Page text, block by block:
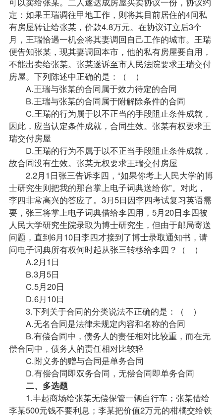
定：如果王瑞调往甲地工作，则将其目前居住的4间私
有房屋转让给张某，价款4.8万元。在协议订立后3个
月，王瑞恰遇一机会将其妻调回自己工作的城市。王瑞
便告知张某，现其妻调回本市，他的私有房屋要自用，
不能出卖给张某。张某遂诉至市人民法院要求王瑞交付
房屋。下列陈述中正确的是：（ ）
A.王瑞与张某的合同属于效力待定的合同
B.王瑞与张某的合同属于附解除条件的合同
C.王瑞的行为属于以不正当的手段阻止条件成就，
因此，应当认定条件成就，合同生效。张某有权要求王
瑞交付房屋
D.王瑞的行为不属于以不正当手段阻止条件成就，
故合同没有生效。张某无权要求王瑞交付房屋
2.2月1日张三告诉李四，“如果你考上人民大学的博
士研究生则把我的那台掌上电子词典送给你”。对此，
李四非常高兴的答应了。3月5日因李四考试复习英语需
要，张三将掌上电子词典借给李四用，5月20日李四被
人民大学研究生院录取为博士研究生，但由于邮局寄送
问题，直到6月10日李四才接到了博士录取通知书，请
问电子词典所有权何时起从张三转移给李四？（ ）
A.2月1日
B.3月5日
C.5月20日
D.6月10日
3.下列关于合同的分类说法不正确的是：（ ）
A.无名合同是法律未规定内容和名称的合同
B.有偿合同中，债务人的责任相对比较重，而在无
偿合同中，债务人的责任相对比较轻
C.附义务的赠与合同是单务合同
D.有偿合同即双务合同，无偿合同即单务合同
二、多选题
1.丰起商场给张某无偿保管一辆自行车；张某借给
李某500元钱不要利息；李某把价值2万元的柑橘交给铁